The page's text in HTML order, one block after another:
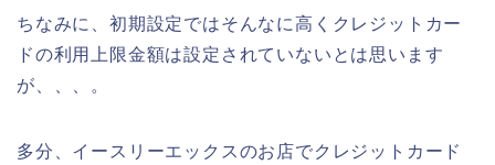
ちなみに、初期設定ではそんなに高くクレジットカー
ドの利用上限金額は設定されていないとは思います
が、、、。
多分、イースリーエックスのお店でクレジットカード